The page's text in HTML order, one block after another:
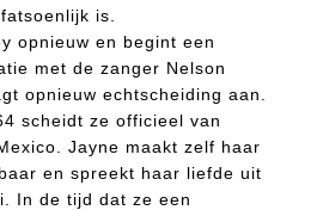
is.
opnieuw en begint een
met de zanger Nelson
opnieuw echtscheiding aan.
scheidt ze officieel van
Jayne maakt zelf haar
en spreekt haar liefde uit
In de tijd dat ze een